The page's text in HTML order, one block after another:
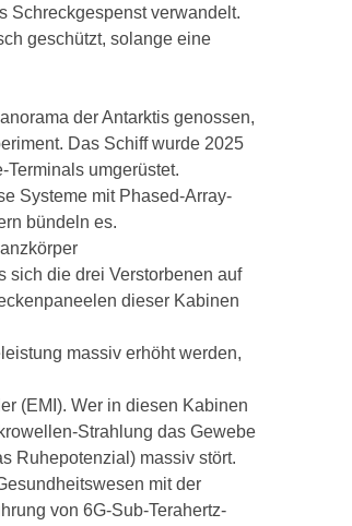
Schreckgespenst verwandelt.
geschützt, solange eine
der Antarktis genossen,
Das Schiff wurde 2025
umgerüstet.
Systeme mit Phased-Array-
bündeln es.
sich die drei Verstorbenen auf
dieser Kabinen
massiv erhöht werden,
(EMI). Wer in diesen Kabinen
Strahlung das Gewebe
Ruhepotenzial) massiv stört.
mit der
von 6G-Sub-Terahertz-